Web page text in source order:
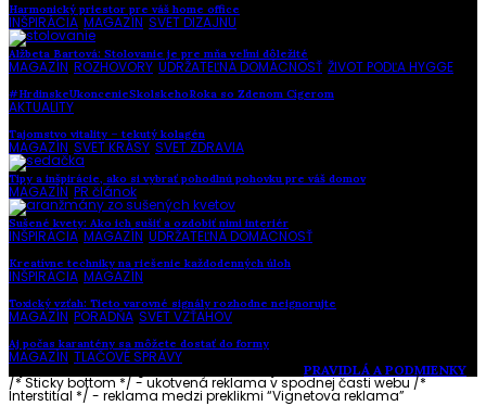
Harmonický priestor pre váš home office
INŠPIRÁCIA MAGAZÍN SVET DIZAJNU
Alžbeta Bartová: Stolovanie je pre mňa veľmi dôležité
MAGAZÍN ROZHOVORY UDRŽATEĽNÁ DOMÁCNOSŤ ŽIVOT PODĽA HYGGE
#HrdinskeUkoncenieSkolskehoRoka so Zdenom Cígerom
AKTUALITY
Tajomstvo vitality – tekutý kolagén
MAGAZÍN SVET KRÁSY SVET ZDRAVIA
Tipy a inšpirácie, ako si vybrať pohodlnú pohovku pre váš domov
MAGAZÍN PR článok
Sušené kvety: Ako ich sušiť a ozdobiť nimi interiér
INŠPIRÁCIA MAGAZÍN UDRŽATEĽNÁ DOMÁCNOSŤ
Kreatívne techniky na riešenie každodenných úloh
INŠPIRÁCIA MAGAZÍN
Toxický vzťah: Tieto varovné signály rozhodne neignorujte
MAGAZÍN PORADŇA SVET VZŤAHOV
Aj počas karantény sa môžete dostať do formy
MAGAZÍN TLAČOVÉ SPRÁVY
Vytvorené s láskou pre vás © Akčné ženy • PRAVIDLÁ A PODMIENKY
/* Sticky bottom */ - ukotvená reklama v spodnej časti webu/*
Interstitial */ - reklama medzi preklikmi “Vignetova reklama”